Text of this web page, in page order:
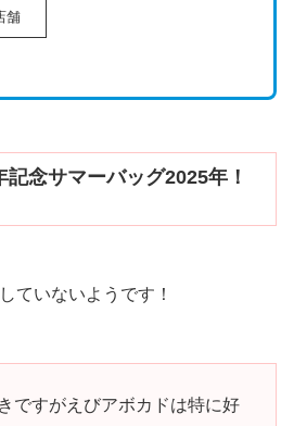
舗
念サマーバッグ2025年！
ていないようです！
ですがえびアボカドは特に好